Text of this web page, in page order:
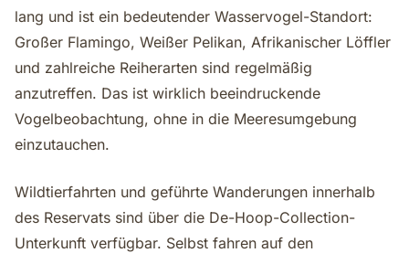
lang und ist ein bedeutender Wasservogel-Standort:
Großer Flamingo, Weißer Pelikan, Afrikanischer Löffler
und zahlreiche Reiherarten sind regelmäßig
anzutreffen. Das ist wirklich beeindruckende
Vogelbeobachtung, ohne in die Meeresumgebung
einzutauchen.
Wildtierfahrten und geführte Wanderungen innerhalb
des Reservats sind über die De-Hoop-Collection-
Unterkunft verfügbar. Selbst fahren auf den